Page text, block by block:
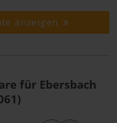
anzeigen
für Ebersbach